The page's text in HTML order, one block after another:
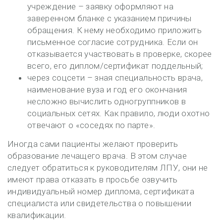
учреждение – заявку оформляют на
заверенном бланке с указанием причины
обращения. К нему необходимо приложить
письменное согласие сотрудника. Если он
отказывается участвовать в проверке, скорее
всего, его диплом/сертификат поддельный;
через соцсети – зная специальность врача,
наименование вуза и год его окончания
несложно вычислить одногруппников в
социальных сетях. Как правило, люди охотно
отвечают о «соседях по парте».
Иногда сами пациенты желают проверить
образование лечащего врача. В этом случае
следует обратиться к руководителям ЛПУ, они не
имеют права отказать в просьбе озвучить
индивидуальный номер диплома, сертификата
специалиста или свидетельства о повышении
квалификации.